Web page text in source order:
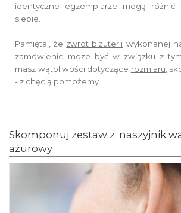
identyczne egzemplarze mogą
siebie.
Pamiętaj, że zwrot biżuterii wykonanej
zamówienie może być w związku z
masz wątpliwości dotyczące rozmiaru
- z chęcią pomożemy.
Skomponuj zestaw z: naszyjnik
ażurowy